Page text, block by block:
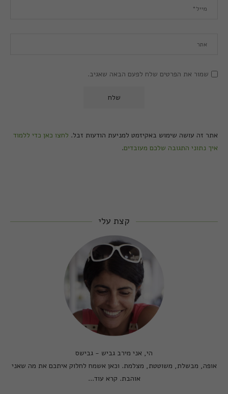
שמור את הפרטים שלח לפעם הבאה שאגיב.
אתר זה עושה שימוש באקיזמט למניעת הודעות זבל. לחצו כאן כדי ללמוד
איך נתוני התגובה שלכם מעובדים.
קצת עלי
הי, אני מירב גביש - גבישס
אופה, מבשלת, משוטטת, מצלמת. וכאן אשמח לחלוק איתכם את מה שאני
אוהבת. קרא עוד...